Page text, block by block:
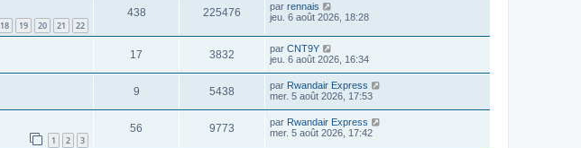
18 19 20 21 22
438 225476 par rennais
jeu. 6 août 2026, 18:28
17 3832 par CNT9Y
jeu. 6 août 2026, 16:34
9 5438 par Rwandair Express
mer. 5 août 2026, 17:53
1 2 3
56 9773 par Rwandair Express
mer. 5 août 2026, 17:42